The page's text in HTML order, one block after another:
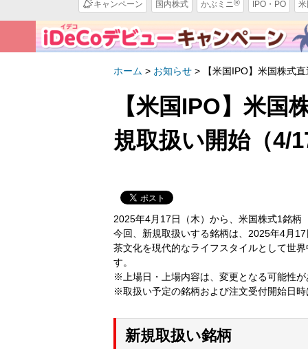
キャンペーン 国内株式 かぶミニ® IPO・PO
ホーム > お知らせ > 【米国IPO】米国株式
【米国IPO】米国
規取扱い開始（4/
2025年4月17日（木）から、米国株式1銘柄
今回、新規取扱いする銘柄は、2025年4月
茶文化を現代的なライフスタイルとして世
す。
※上場日・上場内容は、変更となる可能性
※取扱い予定の銘柄および注文受付開始日
新規取扱い銘柄